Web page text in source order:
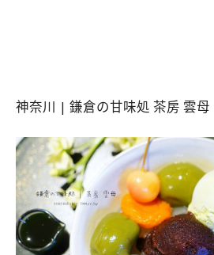
神奈川 | 鎌倉の甘味処 茶房 雲母